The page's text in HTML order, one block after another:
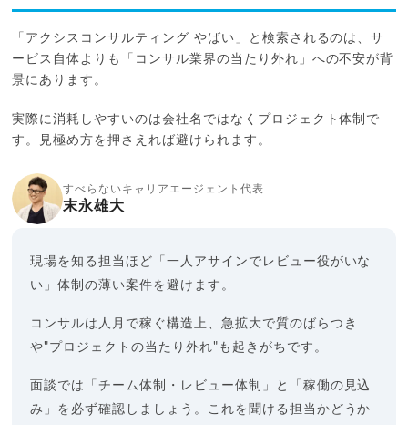
「アクシスコンサルティング やばい」と検索されるのは、サ
ービス自体よりも「コンサル業界の当たり外れ」への不安が背
景にあります。
実際に消耗しやすいのは会社名ではなくプロジェクト体制で
す。見極め方を押さえれば避けられます。
すべらないキャリアエージェント代表
末永雄大
現場を知る担当ほど「一人アサインでレビュー役がいな
い」体制の薄い案件を避けます。
コンサルは人月で稼ぐ構造上、急拡大で質のばらつき
や"プロジェクトの当たり外れ"も起きがちです。
面談では「チーム体制・レビュー体制」と「稼働の見込
み」を必ず確認しましょう。これを聞ける担当かどうか